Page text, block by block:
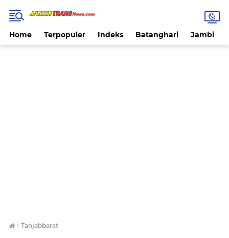
Home Terpopuler Indeks Batanghari Jambi
› Tanjabbarat